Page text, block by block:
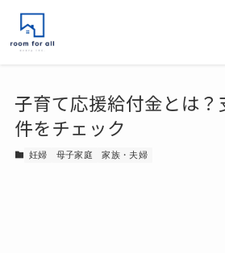
子育て応援給付金とは
件をチェック
妊婦 母子家庭 家族・夫婦